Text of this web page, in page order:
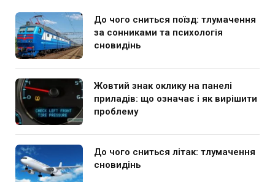
До чого сниться поїзд: тлумачення
за сонниками та психологія
сновидінь
Жовтий знак оклику на панелі
приладів: що означає і як вирішити
проблему
До чого сниться літак: тлумачення
сновидінь